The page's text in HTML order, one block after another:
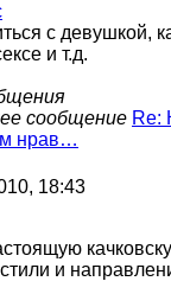
с девушкой,
и т.д.
сообщение Re:
нрав…
последнему
18:43
и